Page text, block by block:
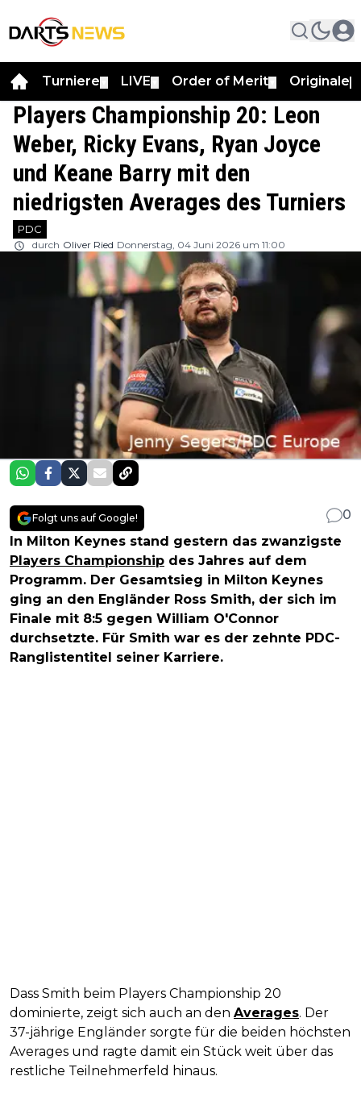
Turniere LIVE Order of Merit Originale
Players Championship 20: Leon
Weber, Ricky Evans, Ryan Joyce
und Keane Barry mit den
niedrigsten Averages des Turniers
PDC
durch Oliver Ried Donnerstag, 04 Juni 2026 um 11:00
Folgt uns auf Google!
0
In Milton Keynes stand gestern das zwanzigste
Players Championship des Jahres auf dem
Programm. Der Gesamtsieg in Milton Keynes
ging an den Engländer Ross Smith, der sich im
Finale mit 8:5 gegen William O'Connor
durchsetzte. Für Smith war es der zehnte PDC-
Ranglistentitel seiner Karriere.
Dass Smith beim Players Championship 20
dominierte, zeigt sich auch an den Averages. Der
37-jährige Engländer sorgte für die beiden höchsten
Averages und ragte damit ein Stück weit über das
restliche Teilnehmerfeld hinaus.